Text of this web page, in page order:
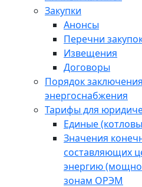
Закупки
Анонсы
Перечни
Извещения
Договоры
Порядок
энергоснабжения
Тарифы для
Единые
Значения
составляющих
энергию
зонам ОРЭМ